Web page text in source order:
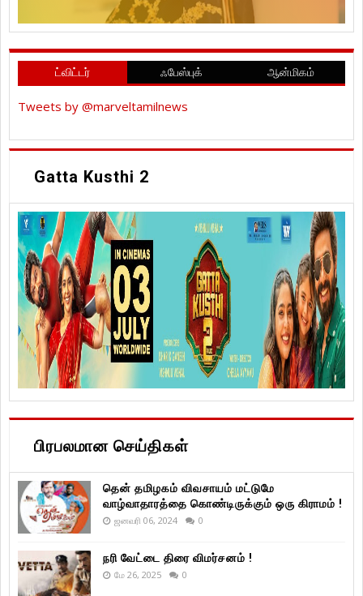
ட்விட்டர் ஃபேஸ்புக் ஆன்மிகம்
Tweets by @marveltamilnews
Gatta Kusthi 2
பிரபலமான செய்திகள்
தென் தமிழகம் விவசாயம் மட்டுமே
வாழ்வாதாரத்தை கொண்டிருக்கும் ஒரு கிராமம் !
ஜனவரி 06, 2024 0
நரி வேட்டை திரை விமர்சனம் !
மே 26, 2025 0